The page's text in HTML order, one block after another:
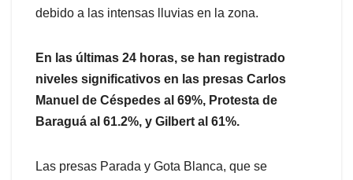
debido a las intensas lluvias en la zona.
En las últimas 24 horas, se han registrado
niveles significativos en las presas Carlos
Manuel de Céspedes al 69%, Protesta de
Baraguá al 61.2%, y Gilbert al 61%.
Las presas Parada y Gota Blanca, que se